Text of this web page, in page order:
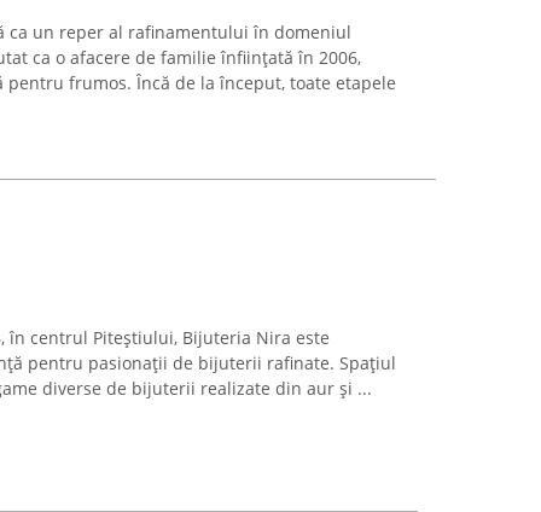
ca un reper al rafinamentului în domeniul
ca o afacere de familie înființată în 2006,
frumos. Încă de la început, toate etapele
în centrul Piteștiului, Bijuteria Nira este
pentru pasionații de bijuterii rafinate. Spațiul
diverse de bijuterii realizate din aur și ...